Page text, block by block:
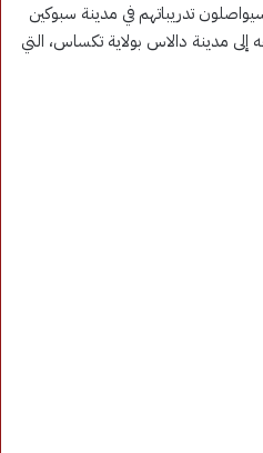
تدريباتهم في مدينة سبوكين
إلى مدينة دالاس بولاية تكساس، التي